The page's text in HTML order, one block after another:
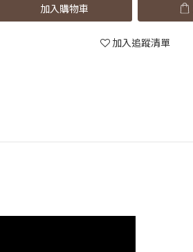
加入購物車
加入追蹤清單